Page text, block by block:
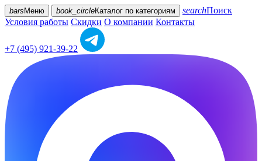
bars Меню book_circleКаталог по категориям searchПоиск
Условия работы Скидки О компании Контакты
+7 (495) 921-39-22